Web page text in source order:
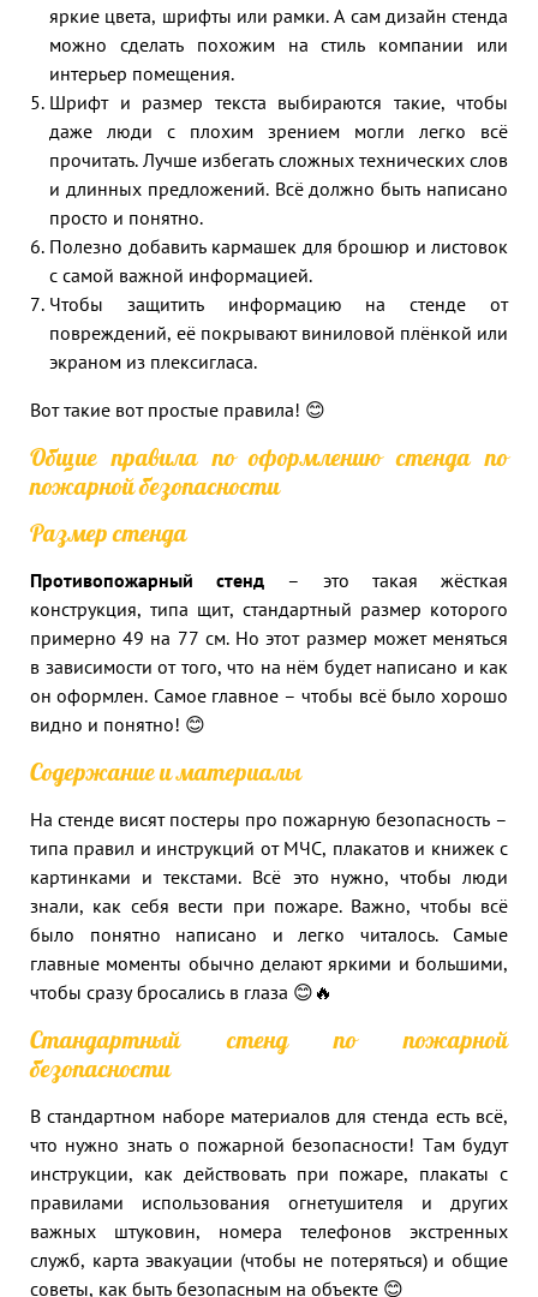
яркие цвета, шрифты или рамки. А сам дизайн стенда
можно сделать похожим на стиль компании или
интерьер помещения.
Шрифт и размер текста выбираются такие, чтобы
даже люди с плохим зрением могли легко всё
прочитать. Лучше избегать сложных технических слов
и длинных предложений. Всё должно быть написано
просто и понятно.
Полезно добавить кармашек для брошюр и листовок
с самой важной информацией.
Чтобы защитить информацию на стенде от
повреждений, её покрывают виниловой плёнкой или
экраном из плексигласа.
Вот такие вот простые правила! 😊
Общие правила по оформлению стенда по
пожарной безопасности
Размер стенда
Противопожарный стенд – это такая жёсткая
конструкция, типа щит, стандартный размер которого
примерно 49 на 77 см. Но этот размер может меняться
в зависимости от того, что на нём будет написано и как
он оформлен. Самое главное – чтобы всё было хорошо
видно и понятно! 😊
Содержание и материалы
На стенде висят постеры про пожарную безопасность –
типа правил и инструкций от МЧС, плакатов и книжек с
картинками и текстами. Всё это нужно, чтобы люди
знали, как себя вести при пожаре. Важно, чтобы всё
было понятно написано и легко читалось. Самые
главные моменты обычно делают яркими и большими,
чтобы сразу бросались в глаза 😊🔥
Стандартный стенд по пожарной
безопасности
В стандартном наборе материалов для стенда есть всё,
что нужно знать о пожарной безопасности! Там будут
инструкции, как действовать при пожаре, плакаты с
правилами использования огнетушителя и других
важных штуковин, номера телефонов экстренных
служб, карта эвакуации (чтобы не потеряться) и общие
советы, как быть безопасным на объекте 😊